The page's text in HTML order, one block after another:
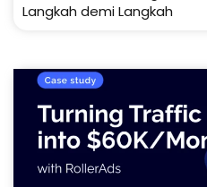
Langkah demi Langkah